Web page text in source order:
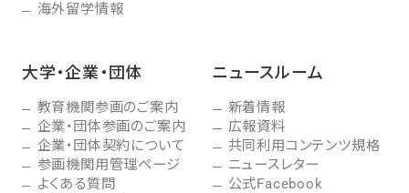
海外留学情報
大学・企業・団体
教育機関参画のご案内
企業・団体参画のご案内
企業・団体契約について
参画機関用管理ページ
よくある質問
ニュースルーム
新着情報
広報資料
共同利用コンテンツ規格
ニュースレター
公式Facebook